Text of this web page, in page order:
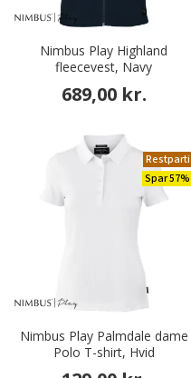
Nimbus Play Highland
fleecevest, Navy
689,00 kr.
Restparti
Spar 57%
Nimbus Play Palmdale dame
Polo T-shirt, Hvid